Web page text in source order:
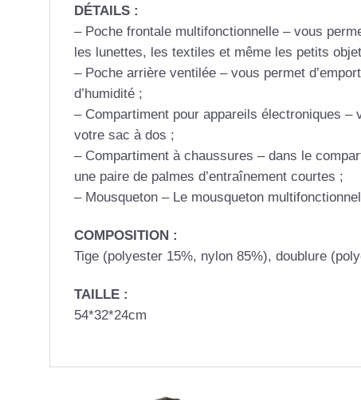
DÉTAILS :
– Poche frontale multifonctionnelle – vous
les lunettes, les textiles et même les petits
– Poche arrière ventilée – vous permet
d’humidité ;
– Compartiment pour appareils électroniques –
votre sac à dos ;
– Compartiment à chaussures – dans le
une paire de palmes d’entraînement courtes ;
– Mousqueton – Le mousqueton
COMPOSITION :
Tige (polyester 15%, nylon 85%), doublure
TAILLE :
54*32*24cm